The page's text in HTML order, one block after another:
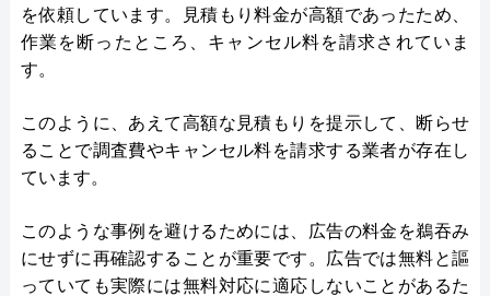
を依頼しています。見積もり料金が高額であったため、
作業を断ったところ、キャンセル料を請求されていま
す。
このように、あえて高額な見積もりを提示して、断らせ
ることで調査費やキャンセル料を請求する業者が存在し
ています。
このような事例を避けるためには、広告の料金を鵜吞み
にせずに再確認することが重要です。広告では無料と謳
っていても実際には無料対応に適応しないことがあるた